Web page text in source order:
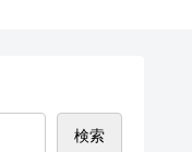
検索